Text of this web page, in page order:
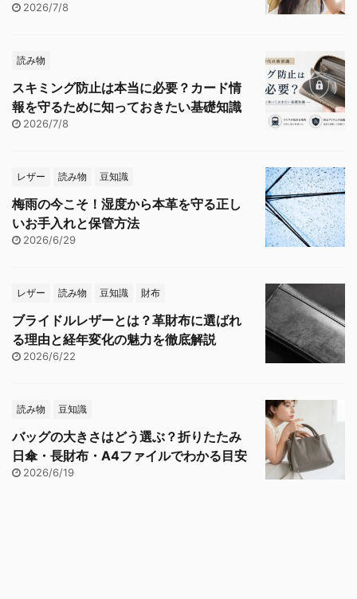
2026/7/8
読み物
スキミング防止は本当に必要？カード情
報を守るために知っておきたい基礎知識
2026/7/8
レザー 読み物 豆知識
梅雨の今こそ！湿度から本革を守る正し
いお手入れと保管方法
2026/6/29
レザー 読み物 豆知識 財布
ブライドルレザーとは？革財布に選ばれ
る理由と経年変化の魅力を徹底解説
2026/6/22
読み物 豆知識
バッグの大きさはどう選ぶ？折りたたみ
日傘・長財布・A4ファイルでわかる目安
2026/6/19